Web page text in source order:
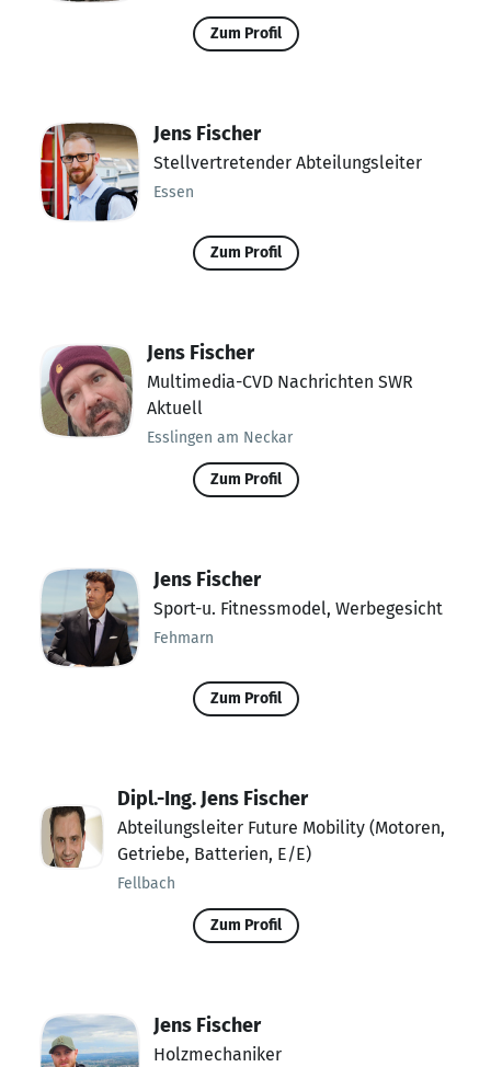
Zum Profil
Jens Fischer
Stellvertretender Abteilungsleiter
Essen
Zum Profil
Jens Fischer
Multimedia-CVD Nachrichten SWR
Aktuell
Esslingen am Neckar
Zum Profil
Jens Fischer
Sport-u. Fitnessmodel, Werbegesicht
Fehmarn
Zum Profil
Dipl.-Ing. Jens Fischer
Abteilungsleiter Future Mobility (Motoren,
Getriebe, Batterien, E/E)
Fellbach
Zum Profil
Jens Fischer
Holzmechaniker